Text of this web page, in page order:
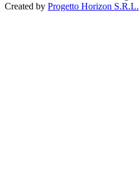
Created by Progetto Horizon S.R.L.